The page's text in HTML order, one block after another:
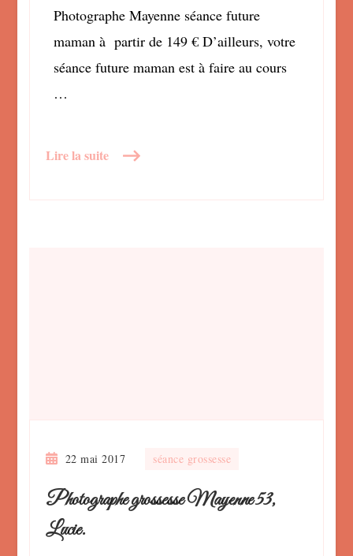
Photographe Mayenne séance future
maman à partir de 149 € D’ailleurs, votre
séance future maman est à faire au cours
…
Lire la suite
22 mai 2017 séance grossesse
Photographe grossesse Mayenne 53,
Lucie.